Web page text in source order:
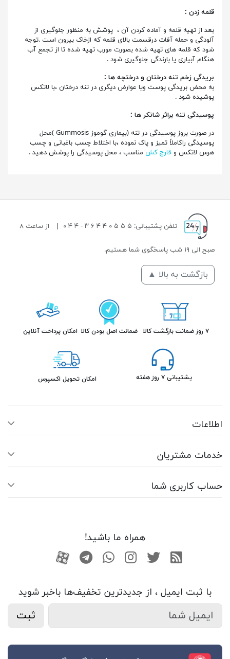
قلمه زدن :
بعد از تهیه قلمه و آماده کردن آن ، پوشش به منظور جلوگیری از
آلودگی و حمله آفات درقسمت بالای قلمه که ازخاک بیرون است .توجه
شود که قلمه های تهیه شده بصورت مورب تهیه شده تا از تجمع آب
هنگام آبیاری یا بارندگی جلوگیری شود .
بریدگی زخم تنه درختان و درختچه ها :
به محض بریدگی پوست ویا عوارض دیگری در تنه درختان ،با لاتکس
پوشیده شود .
پوسیدگی تنه براثر شانکر ها :
در صورت بروز پوسیدگی در تنه (بیماری گوموز Gummosis )محل
پوسیدگی راکاملاً تمیز و پاک نموده ،با اختلاط چسب باغبانی و چسب
هرس لاتکس و قارچ کش مناسب ، محل پوسیدگی را پوشش دهید .
تلفن پشتیبانی: ۵ ۵ ۵ ۰ ۴ ۴ ۶ ۳ - ۴ ۴ ۰ از ساعت ۸
صبح الی ۱۹ شب پاسخگوی شما هستیم.
بازگشت به بالا ▲
۷ روز ضمانت بازگشت کالا ضمانت اصل بودن کالا امکان پرداخت آنلاین
پشتیبانی ۷ روز هفته امکان تحویل اکسپرس
اطلاعات
خدمات مشتریان
حساب کاربری شما
همراه ما باشید!
RSS توییتراینستاگرام
واتساپتلگرامآپارات
با ثبت ایمیل ، از جدید‌ترین تخفیف‌ها با‌خبر شوید
ثبت